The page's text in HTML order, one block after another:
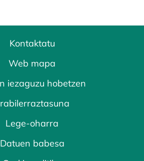
Kontaktatu
Web mapa
iezaguzu hobetzen
Lege-oharra
Datuen babesa